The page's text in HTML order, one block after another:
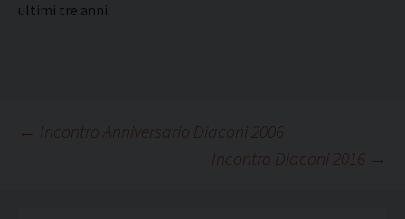
ultimi tre anni.
Navigazione
← Incontro Anniversario Diaconi 2006
Incontro Diaconi 2016 →